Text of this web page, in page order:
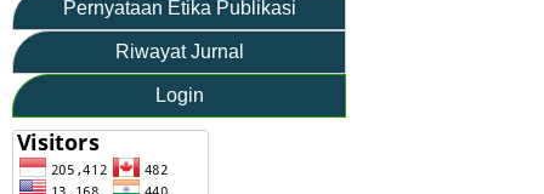
Pernyataan Etika Publikasi
Riwayat Jurnal
Login